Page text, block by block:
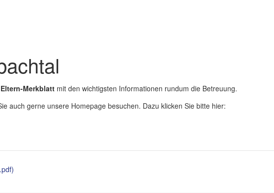
Merkblatt mit den wichtigsten Informationen rundum die Betreuung.
auch gerne unsere Homepage besuchen. Dazu klicken Sie bitte hier: